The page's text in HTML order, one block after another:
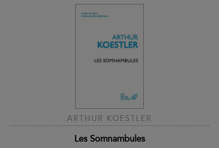
ARTHUR KOESTLER
Les Somnambules